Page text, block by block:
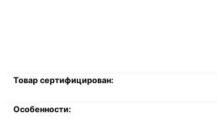
Товар сертифицирован:
Особенности: